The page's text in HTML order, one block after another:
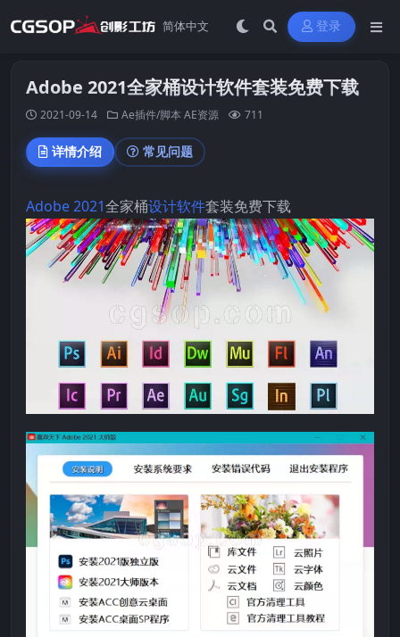
登录
Adobe 2021全家桶设计软件套装免费下载
2021-09-14 Ae插件/脚本 AE资源 711
详情介绍 常见问题
Adobe 2021全家桶设计软件套装免费下载